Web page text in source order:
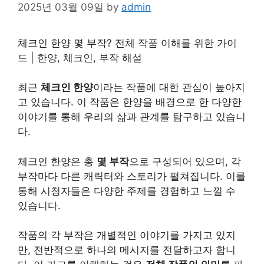
2025년 03월 09일 by admin
체크인 한양 몇 부작? 전체 작품 이해를 위한 가이
드 | 한양, 체크인, 부작 해설
최근 체크인 한양이라는 작품에 대한 관심이 높아지
고 있습니다. 이 작품은 한양을 배경으로 한 다양한
이야기를 통해 우리의 삶과 관계를 탐구하고 있습니
다.
체크인 한양은 총 몇 부작으로 구성되어 있으며, 각
부작마다 다른 캐릭터와 스토리가 펼쳐집니다. 이를
통해 시청자들은 다양한 주제를 경험하고 느낄 수
있습니다.
작품의 각 부작은 개별적인 이야기를 가지고 있지
만, 전반적으로 하나의 메시지를 전달하고자 합니